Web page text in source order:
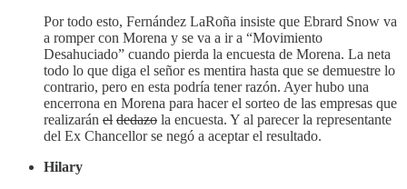
Por todo esto, Fernández LaRoña insiste que Ebrard Snow va
a romper con Morena y se va a ir a “Movimiento
Desahuciado” cuando pierda la encuesta de Morena. La neta
todo lo que diga el señor es mentira hasta que se demuestre lo
contrario, pero en esta podría tener razón. Ayer hubo una
encerrona en Morena para hacer el sorteo de las empresas que
realizarán el dedazo la encuesta. Y al parecer la representante
del Ex Chancellor se negó a aceptar el resultado.
Hilary